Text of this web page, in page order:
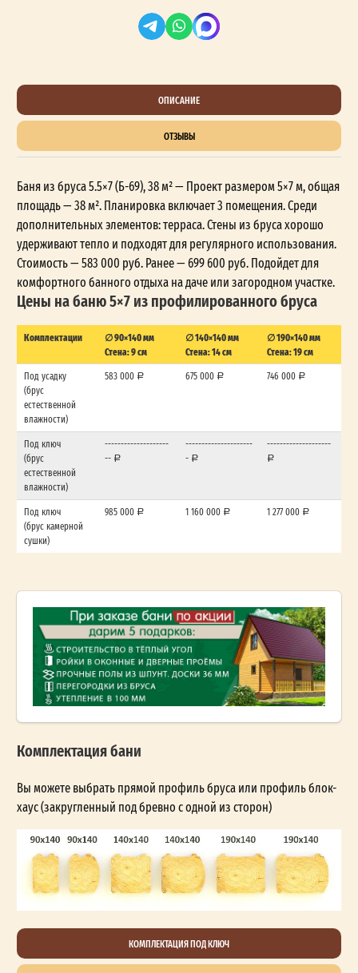
ОПИСАНИЕ
ОТЗЫВЫ
Баня из бруса 5.5×7 (Б-69), 38 м² — Проект размером 5×7 м, общая
площадь — 38 м². Планировка включает 3 помещения. Среди
дополнительных элементов: терраса. Стены из бруса хорошо
удерживают тепло и подходят для регулярного использования.
Стоимость — 583 000 руб. Ранее — 699 600 руб. Подойдет для
комфортного банного отдыха на даче или загородном участке.
Цены на баню 5×7 из профилированного бруса
Комплектации
∅ 90×140 мм
Стена: 9 см
∅ 140×140 мм
Стена: 14 см
∅ 190×140 мм
Стена: 19 см
Под усадку
(брус
естественной
влажности)
583 000 675 000 746 000
Под ключ
(брус
естественной
влажности)
--------------------
--
---------------------
-
--------------------
Под ключ
(брус камерной
сушки)
985 000 1 160 000 1 277 000
Комплектация бани
Вы можете выбрать прямой профиль бруса или профиль блок-
хаус (закругленный под бревно с одной из сторон)
КОМПЛЕКТАЦИЯ ПОД КЛЮЧ